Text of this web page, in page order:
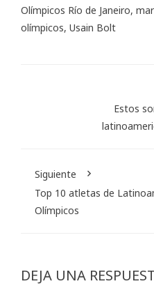
Olímpicos Río de Janeiro,
olímpicos, Usain Bolt
Estos
Siguiente
Top 10 atletas de
Olímpicos
DEJA UNA